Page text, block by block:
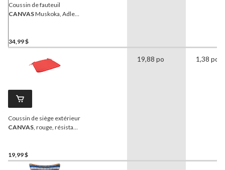
Coussin de fauteuil
CANVASMuskoka, Adley
34,99 $
Coussin de siège extérieur
CANVAS , rouge, résistant
19,99 $
19,88 po 1,38 po